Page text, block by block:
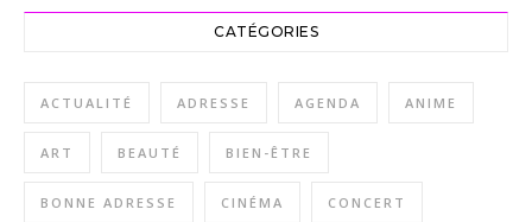
CATÉGORIES
ACTUALITÉ ADRESSE AGENDA ANIME
ART BEAUTÉ BIEN-ÊTRE
BONNE ADRESSE CINÉMA CONCERT